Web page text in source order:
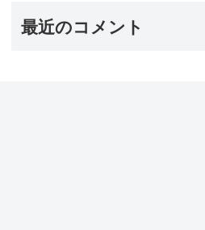
最近のコメント